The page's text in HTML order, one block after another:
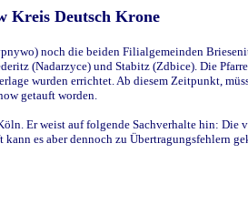
Kreis Deutsch Krone
noch die beiden Filialgemeinden
(Nadarzyce) und Stabitz (Zdbice). Die
wurden errichtet. Ab diesem Zeitpunkt,
getauft worden.
Er weist auf folgende Sachverhalte hin:
es aber dennoch zu Übertragungsfehlern